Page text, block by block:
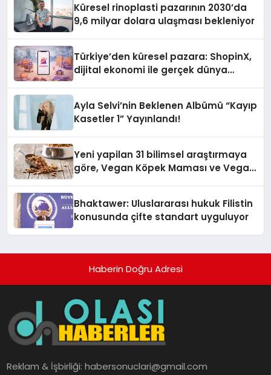
Küresel rinoplasti pazarının 2030’da
9,6 milyar dolara ulaşması bekleniyor
Türkiye’den küresel pazara: ShopinX,
dijital ekonomi ile gerçek dünya
Ayla Selvi’nin Beklenen Albümü “Kayıp
Kasetler 1” Yayınlandı!
Yeni yapilan 31 bilimsel araştırmaya
göre, Vegan Köpek Maması ve Vegan
Bhaktawer: Uluslararası hukuk Filistin
konusunda çifte standart uyguluyor
Haberin Doğru Adresi
Reklam & İşbirliği:habersonuclari@gmail.com